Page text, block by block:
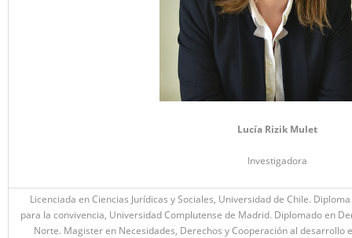
Lucía Rizik Mulet
Investigadora
Licenciada en Ciencias Jurídicas y Sociales, Universidad de Chile.
para la convivencia, Universidad Complutense de Madrid. Diplomado en
Norte. Magister en Necesidades, Derechos y Cooperación al desarrollo